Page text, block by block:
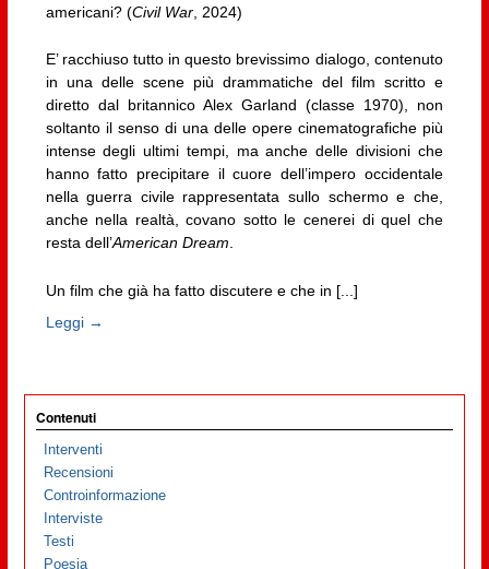
americani? (Civil War, 2024)
E’ racchiuso tutto in questo brevissimo dialogo, contenuto
in una delle scene più drammatiche del film scritto e
diretto dal britannico Alex Garland (classe 1970), non
soltanto il senso di una delle opere cinematografiche più
intense degli ultimi tempi, ma anche delle divisioni che
hanno fatto precipitare il cuore dell’impero occidentale
nella guerra civile rappresentata sullo schermo e che,
anche nella realtà, covano sotto le cenerei di quel che
resta dell’American Dream.
Un film che già ha fatto discutere e che in [...]
Leggi →
Contenuti
Interventi
Recensioni
Controinformazione
Interviste
Testi
Poesia